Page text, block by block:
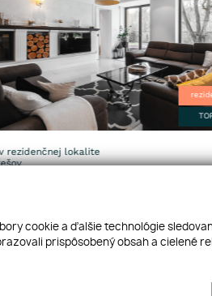
rezidenčná zóna
TOP lokalita
790 000€
cookie a ďalšie technológie
prispôsobený obsah a cielené